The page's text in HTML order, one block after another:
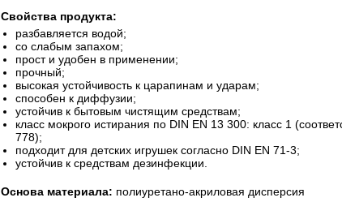
Свойства продукта:
разбавляется водой;
со слабым запахом;
прост и удобен в применении;
прочный;
высокая устойчивость к царапинам и ударам;
способен к диффузии;
устойчив к бытовым чистящим средствам;
класс мокрого истирания по DIN EN 13 300: класс 1
778);
подходит для детских игрушек согласно DIN EN 71-3;
устойчив к средствам дезинфекции.
Основа материала: полиуретано-акриловая дисперсия